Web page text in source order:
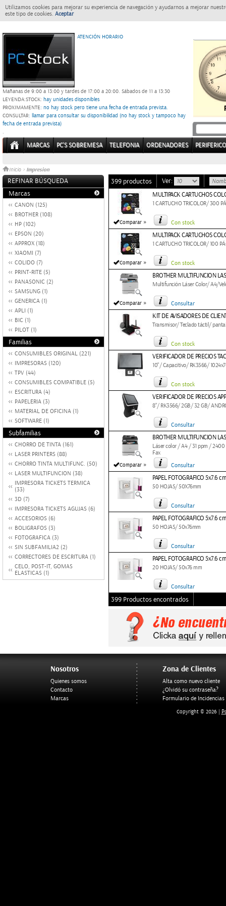
Utilizamos cookies para mejorar su experiencia de navegación y ayudarnos a mejorar
este tipo de cookies. Aceptar
ATENCIÓN HORARIO
Mañanas de 9:00 a 13:00 y tardes de 17:00 a 20:00. Sábados de 11 a 13:30
LEYENDA:STOCK: hay unidades disponibles
PROXIMAMENTE: no hay stock pero tiene una fecha de entrada prevista.
CONSULTAR: llamar para consultar su disponibilidad (no hay stock y tampoco hay
fecha de entrada prevista)
.
MARCAS PC'S SOBREMESA TELEFONIA ORDENADORES
Inicio > Impresion
REFINAR BÚSQUEDA
Marcas
CANON (125)
BROTHER (108)
HP (102)
EPSON (20)
APPROX (18)
XIAOMI (7)
COLIDO (7)
PRINT-RITE (5)
PANASONIC (2)
SAMSUNG (1)
GENERICA (1)
APLI (1)
BIC (1)
PILOT (1)
Familias
CONSUMIBLES ORIGINAL (221)
IMPRESORAS (120)
TPV (44)
CONSUMIBLES COMPATIBLE (5)
ESCRITURA (4)
PAPELERIA (3)
MATERIAL DE OFICINA (1)
SOFTWARE (1)
Subfamilias
CHORRO DE TINTA (161)
LASER PRINTERS (88)
CHORRO TINTA MULTIFUNC. (50)
LASER MULTIFUNCION (38)
IMPRESORA TICKETS TERMICA
(33)
3D (7)
IMPRESORA TICKETS AGUJAS (6)
ACCESORIOS (6)
BOLIGRAFOS (3)
FOTOGRAFICA (3)
SIN SUBFAMILIA2 (2)
CORRECTORES DE ESCRITURA (1)
CELO, POST-IT, GOMAS
ELASTICAS (1)
399 productos Ver:
Comparar »
MULTIPACK CARTUCHOS
1 CARTUCHO TRICOLOR/ 300
Con stock
Comparar »
MULTIPACK CARTUCHOS
1 CARTUCHO TRICOLOR/ 100
Con stock
Comparar »
BROTHER MULTIFUNCION
Multifunción Láser Color/ A4/
Consultar
KIT DE AVISADORES DE
Transmisor/ Teclado táctil/
Con stock
VERIFICADOR DE PRECIOS
10"/ Capacitivo/ RK3566/
Con stock
VERIFICADOR DE PRECIOS
8"/ RK3566/ 2GB/ 32 GB/
Consultar
Comparar »
BROTHER MULTIFUNCION
Láser color / A4 / 31 ppm / 2400
Fax
Consultar
PAPEL FOTOGRAFICO 5x7.6
50 HOJAS/ 50X76mm
Consultar
PAPEL FOTOGRAFICO 5x7.6
50 HOJAS/ 50x76mm
Consultar
PAPEL FOTOGRAFICO 5x7.6
20 HOJAS/ 50x76 mm
Consultar
399 Productos encontrados
Nosotros
Quienes somos
Contacto
Marcas
Zona de Clientes
Alta como nuevo cliente
¿Olvidó su contraseña?
Formulario de Incidencias
Copyright © 2026 |